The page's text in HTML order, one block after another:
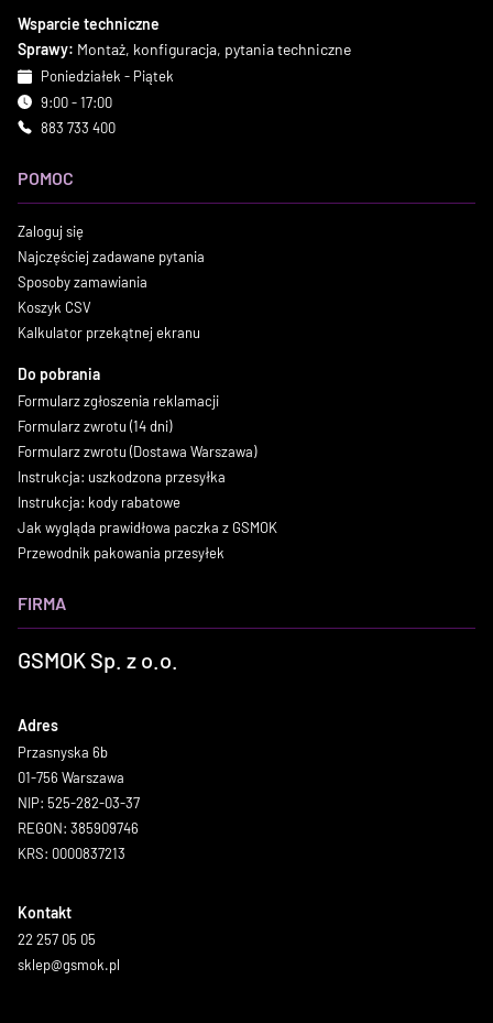
Wsparcie techniczne
Sprawy: Montaż, konfiguracja, pytania techniczne
Poniedziałek - Piątek
9:00 - 17:00
883 733 400
POMOC
Zaloguj się
Najczęściej zadawane pytania
Sposoby zamawiania
Koszyk CSV
Kalkulator przekątnej ekranu
Do pobrania
Formularz zgłoszenia reklamacji
Formularz zwrotu (14 dni)
Formularz zwrotu (Dostawa Warszawa)
Instrukcja: uszkodzona przesyłka
Instrukcja: kody rabatowe
Jak wygląda prawidłowa paczka z GSMOK
Przewodnik pakowania przesyłek
FIRMA
GSMOK Sp. z o.o.
Adres
Przasnyska 6b
01-756 Warszawa
NIP: 525-282-03-37
REGON: 385909746
KRS: 0000837213
Kontakt
22 257 05 05
sklep@gsmok.pl